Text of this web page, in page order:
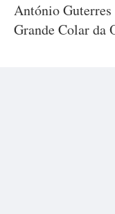
António
Grande Colar da